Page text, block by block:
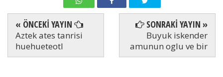
« ÖNCEKİ YAYIN
Aztek ates tanrisi
huehueteotl
SONRAKİ YAYIN »
Buyuk iskender
amunun oglu ve bir